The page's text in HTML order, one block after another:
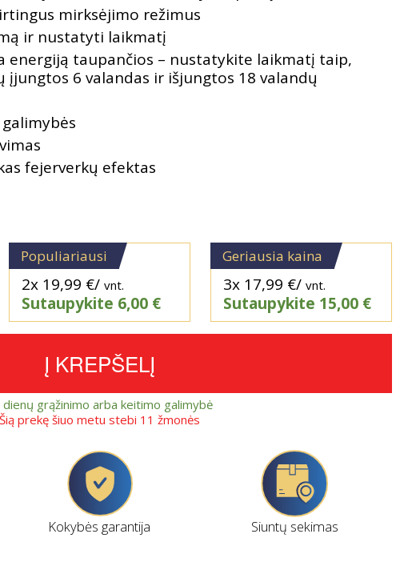
Populiariausi
2x 19,99 €/ vnt.
Sutaupykite 6,00 €
Geriausia kaina
3x 17,99 €/ vnt.
Sutaupykite 15,00 €
Į KREPŠELĮ
dienų grąžinimo arba keitimo galimybė
Šią prekę šiuo metu stebi 11 žmonės
mirksėjimo režimus
ir nustatyti laikmatį
energiją taupančios – nustatykite laikmatį taip,
įjungtos 6 valandas ir išjungtos 18 valandų
fejerverkų efektas
Kokybės garantija Siuntų sekimas